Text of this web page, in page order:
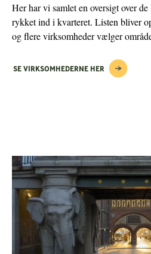
Her har vi samlet en oversigt over
rykket ind i kvarteret. Listen bliver
og flere virksomheder vælger
SE VIRKSOMHEDERNE HER